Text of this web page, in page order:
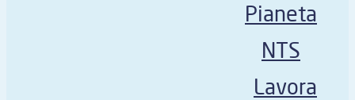
Pianeta
NTS
Lavora